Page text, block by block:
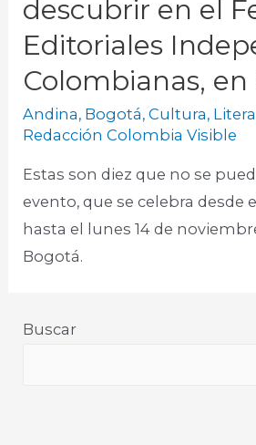
descubrir en el
Editoriales
Colombianas,
Andina, Bogotá,Cultura,
Redacción Colombia Visible
Estas son diez que no se
evento, que se celebra desde
hasta el lunes 14 de
Bogotá.
Buscar